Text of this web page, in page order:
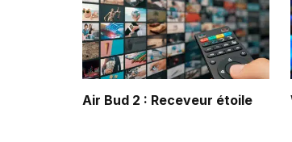
Air Bud 2 : Receveur étoile